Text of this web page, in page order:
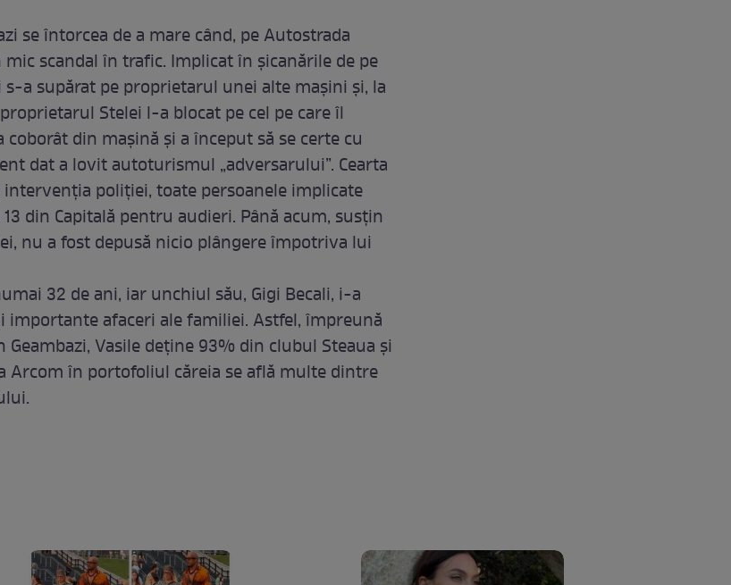
se întorcea de a mare când, pe Autostrada
scandal în trafic. Implicat în şicanările de pe
a supărat pe proprietarul unei alte maşini şi, la
Stelei l-a blocat pe cel pe care îl
din maşină şi a început să se certe cu
dat a lovit autoturismul „adversarului”. Cearta
intervenţia poliţiei, toate persoanele implicate
din Capitală pentru audieri. Până acum, susţin
nu a fost depusă nicio plângere împotriva lui
32 de ani, iar unchiul său, Gigi Becali, i-a
importante afaceri ale familiei. Astfel, împreună
Vasile deţine 93% din clubul Steaua şi
Arcom în portofoliul căreia se află multe dintre